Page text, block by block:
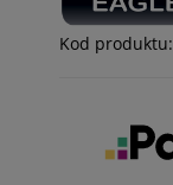
Kod produktu: